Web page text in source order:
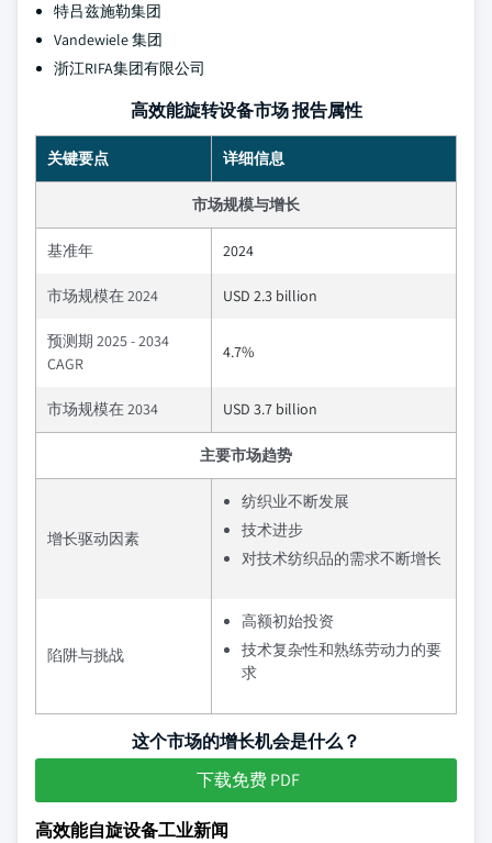
特吕兹施勒集团
Vandewiele 集团
浙江RIFA集团有限公司
高效能旋转设备市场 报告属性
关键要点 详细信息
市场规模与增长
基准年 2024
市场规模在 2024 USD 2.3 billion
预测期 2025 - 2034
CAGR
4.7%
市场规模在 2034 USD 3.7 billion
主要市场趋势
增长驱动因素
纺织业不断发展
技术进步
对技术纺织品的需求不断增长
陷阱与挑战
高额初始投资
技术复杂性和熟练劳动力的要
求
这个市场的增长机会是什么？
下载免费 PDF
高效能自旋设备工业新闻